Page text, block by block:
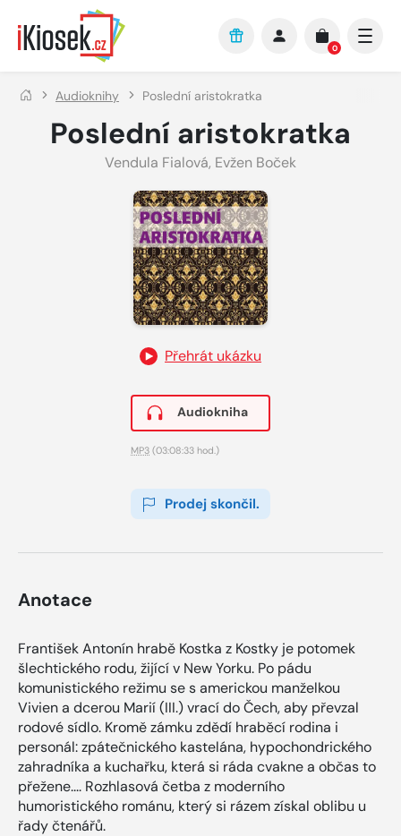
Přejít na hlavní obsah
0
Audioknihy Poslední aristokratka
Poslední aristokratka
Vendula Fialová, Evžen Boček
Přehrát ukázku
Audiokniha
MP3 (03:08:33 hod.)
Prodej skončil.
Anotace
František Antonín hrabě Kostka z Kostky je potomek
šlechtického rodu, žijící v New Yorku. Po pádu
komunistického režimu se s americkou manželkou
Vivien a dcerou Marií (III.) vrací do Čech, aby převzal
rodové sídlo. Kromě zámku zdědí hraběcí rodina i
personál: zpátečnického kastelána, hypochondrického
zahradníka a kuchařku, která si ráda cvakne a občas to
přežene.... Rozhlasová četba z moderního
humoristického románu, který si rázem získal oblibu u
řady čtenářů.